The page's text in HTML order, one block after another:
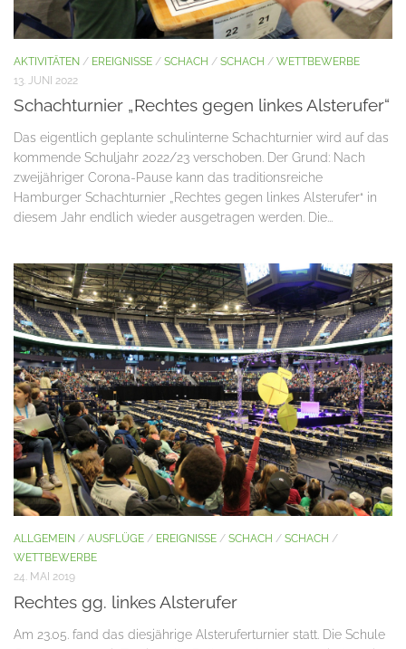
AKTIVITÄTEN / EREIGNISSE / SCHACH / SCHACH / WETTBEWERBE
13. JUNI 2022
Schachturnier „Rechtes gegen linkes Alsterufer“
Das eigentlich geplante schulinterne Schachturnier wird auf das
kommende Schuljahr 2022/23 verschoben. Der Grund: Nach
zweijähriger Corona-Pause kann das traditionsreiche
Hamburger Schachturnier „Rechtes gegen linkes Alsterufer“ in
diesem Jahr endlich wieder ausgetragen werden. Die...
ALLGEMEIN / AUSFLÜGE / EREIGNISSE / SCHACH / SCHACH /
WETTBEWERBE
24. MAI 2019
Rechtes gg. linkes Alsterufer
Am 23.05. fand das diesjährige Alsteruferturnier statt. Die Schule